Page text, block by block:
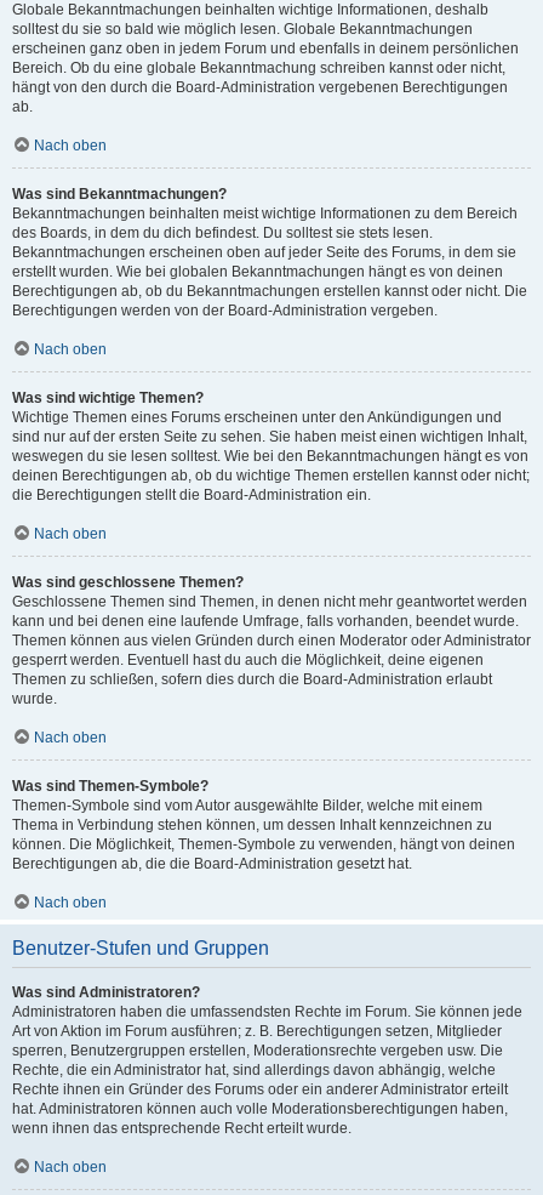
Globale Bekanntmachungen beinhalten wichtige Informationen, deshalb
solltest du sie so bald wie möglich lesen. Globale Bekanntmachungen
erscheinen ganz oben in jedem Forum und ebenfalls in deinem persönlichen
Bereich. Ob du eine globale Bekanntmachung schreiben kannst oder nicht,
hängt von den durch die Board-Administration vergebenen Berechtigungen
ab.
Nach oben
Was sind Bekanntmachungen?
Bekanntmachungen beinhalten meist wichtige Informationen zu dem Bereich
des Boards, in dem du dich befindest. Du solltest sie stets lesen.
Bekanntmachungen erscheinen oben auf jeder Seite des Forums, in dem sie
erstellt wurden. Wie bei globalen Bekanntmachungen hängt es von deinen
Berechtigungen ab, ob du Bekanntmachungen erstellen kannst oder nicht. Die
Berechtigungen werden von der Board-Administration vergeben.
Nach oben
Was sind wichtige Themen?
Wichtige Themen eines Forums erscheinen unter den Ankündigungen und
sind nur auf der ersten Seite zu sehen. Sie haben meist einen wichtigen Inhalt,
weswegen du sie lesen solltest. Wie bei den Bekanntmachungen hängt es von
deinen Berechtigungen ab, ob du wichtige Themen erstellen kannst oder nicht;
die Berechtigungen stellt die Board-Administration ein.
Nach oben
Was sind geschlossene Themen?
Geschlossene Themen sind Themen, in denen nicht mehr geantwortet werden
kann und bei denen eine laufende Umfrage, falls vorhanden, beendet wurde.
Themen können aus vielen Gründen durch einen Moderator oder Administrator
gesperrt werden. Eventuell hast du auch die Möglichkeit, deine eigenen
Themen zu schließen, sofern dies durch die Board-Administration erlaubt
wurde.
Nach oben
Was sind Themen-Symbole?
Themen-Symbole sind vom Autor ausgewählte Bilder, welche mit einem
Thema in Verbindung stehen können, um dessen Inhalt kennzeichnen zu
können. Die Möglichkeit, Themen-Symbole zu verwenden, hängt von deinen
Berechtigungen ab, die die Board-Administration gesetzt hat.
Nach oben
Benutzer-Stufen und Gruppen
Was sind Administratoren?
Administratoren haben die umfassendsten Rechte im Forum. Sie können jede
Art von Aktion im Forum ausführen; z. B. Berechtigungen setzen, Mitglieder
sperren, Benutzergruppen erstellen, Moderationsrechte vergeben usw. Die
Rechte, die ein Administrator hat, sind allerdings davon abhängig, welche
Rechte ihnen ein Gründer des Forums oder ein anderer Administrator erteilt
hat. Administratoren können auch volle Moderationsberechtigungen haben,
wenn ihnen das entsprechende Recht erteilt wurde.
Nach oben